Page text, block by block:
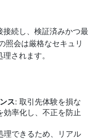
続し、検証済みかつ最
照会は厳格なセキュリ
されます。
ス: 取引先体験を損な
効率化し、不正を防止
理できるため、リアル